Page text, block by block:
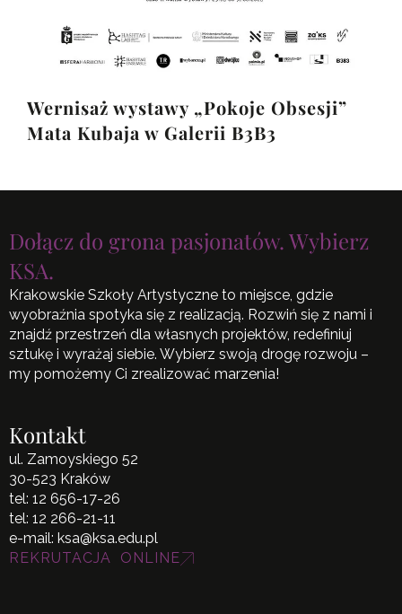
Wernisaż wystawy „Pokoje Obsesji”
Mata Kubaja w Galerii B3B3
Dołącz do grona pasjonatów. Wybierz
KSA.
Krakowskie Szkoły Artystyczne to miejsce, gdzie
wyobraźnia spotyka się z realizacją. Rozwiń się z nami i
znajdź przestrzeń dla własnych projektów, redefiniuj
sztukę i wyrażaj siebie. Wybierz swoją drogę rozwoju –
my pomożemy Ci zrealizować marzenia!
Kontakt
ul. Zamoyskiego 52
30-523 Kraków
tel: 12 656-17-26
tel: 12 266-21-11
e-mail: ksa@ksa.edu.pl
REKRUTACJA ONLINE